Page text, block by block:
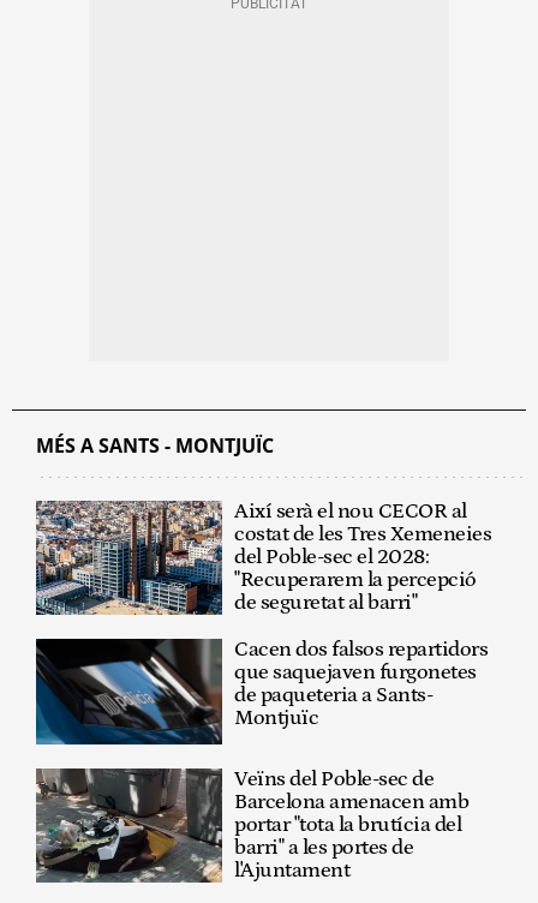
MÉS A SANTS - MONTJUÏC
Així serà el nou CECOR al
costat de les Tres Xemeneies
del Poble-sec el 2028:
"Recuperarem la percepció
de seguretat al barri"
Cacen dos falsos repartidors
que saquejaven furgonetes
de paqueteria a Sants-
Montjuïc
Veïns del Poble-sec de
Barcelona amenacen amb
portar "tota la brutícia del
barri" a les portes de
l'Ajuntament